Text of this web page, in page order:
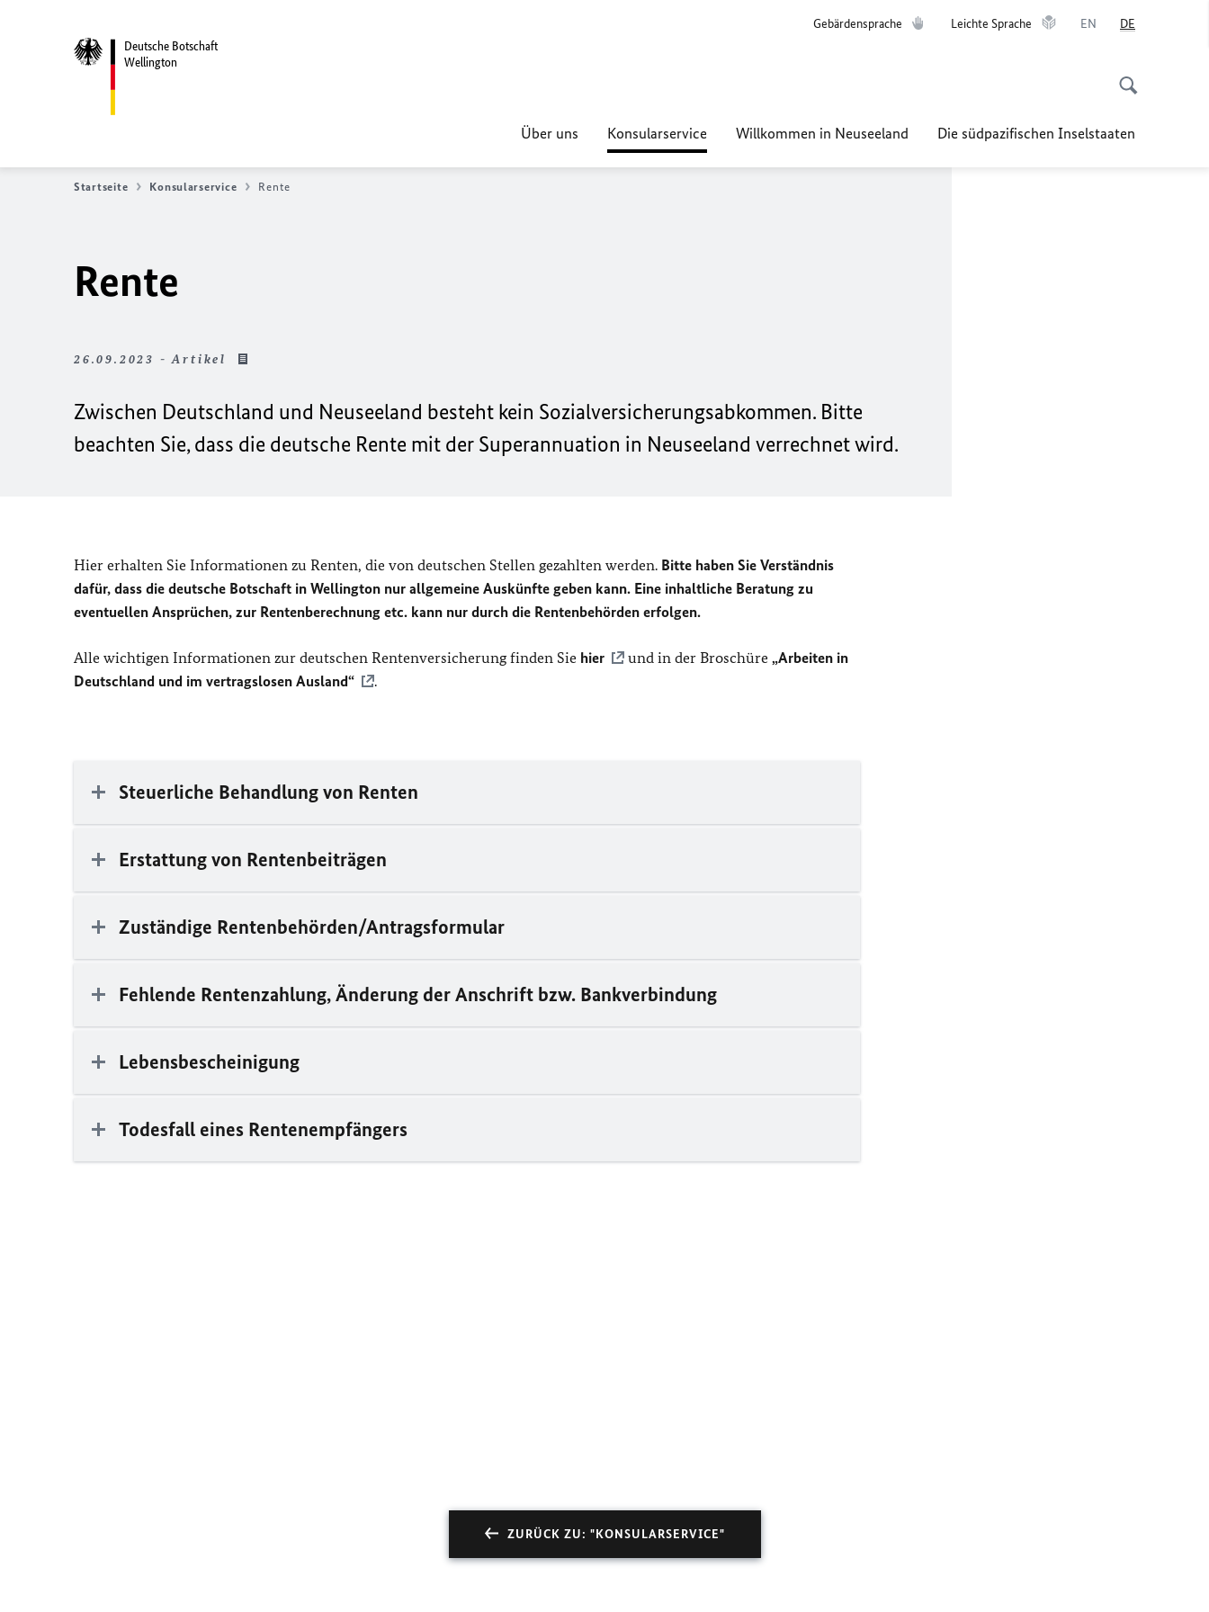
Deutsche Botschaft
Wellington
Gebärdensprache Leichte Sprache EN DE
Über uns Konsularservice Willkommen in Neuseeland Die südpazifischen Inselstaaten
Startseite Konsularservice Rente
Rente
26.09.2023 - Artikel
Zwischen Deutschland und Neuseeland besteht kein Sozialversicherungsabkommen. Bitte
beachten Sie, dass die deutsche Rente mit der Superannuation in Neuseeland verrechnet wird.
Hier erhalten Sie Informationen zu Renten, die von deutschen Stellen gezahlten werden. Bitte haben Sie Verständnis
dafür, dass die deutsche Botschaft in Wellington nur allgemeine Auskünfte geben kann. Eine inhaltliche Beratung zu
eventuellen Ansprüchen, zur Rentenberechnung etc. kann nur durch die Rentenbehörden erfolgen.
Alle wichtigen Informationen zur deutschen Rentenversicherung finden Sie hier und in der Broschüre „Arbeiten in
Deutschland und im vertragslosen Ausland“
.
Steuerliche Behandlung von Renten
Erstattung von Rentenbeiträgen
Zuständige Rentenbehörden/Antragsformular
Fehlende Rentenzahlung, Änderung der Anschrift bzw. Bankverbindung
Lebensbescheinigung
Todesfall eines Rentenempfängers
ZURÜCK ZU: "KONSULARSERVICE"